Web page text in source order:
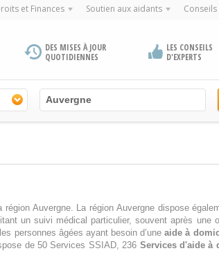
et Finances Soutien aux aidants
DES MISES À JOUR
QUOTIDIENNES
LES CONSEILS
D'EXPERTS
Auvergne. La région Auvergne dispose
un suivi médical particulier, souvent après une
personnes âgées ayant besoin d’uneaide à
de 50 Services SSIAD, 236 Services d'aide à